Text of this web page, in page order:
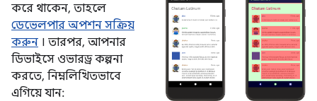
করে থাকেন, তাহলে
ডেভেলপার অপশন সক্রিয়
করুন । তারপর, আপনার
ডিভাইসে ওভারড্র কল্পনা
করতে, নিম্নলিখিতভাবে
এগিয়ে যান: